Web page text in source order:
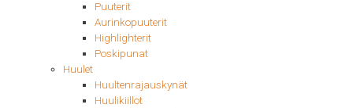
Puuterit
Aurinkopuuterit
Highlighterit
Poskipunat
Huulet
Huultenrajauskynät
Huulikiillot